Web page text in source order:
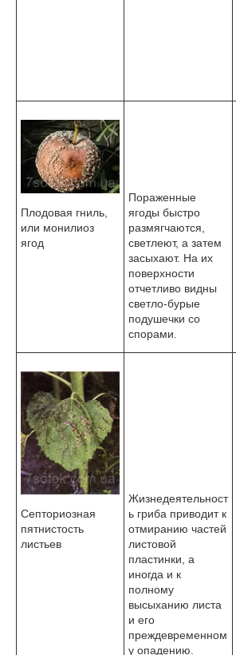
Плодовая гниль,
или монилиоз
ягод
Пораженные
ягоды быстро
размягчаются,
светлеют, а затем
засыхают. На их
поверхности
отчетливо видны
светло-бурые
подушечки со
спорами.
Септориозная
пятнистость
листьев
Жизнедеятельност
ь гриба приводит к
отмиранию частей
листовой
пластинки, а
иногда и к
полному
высыханию листа
и его
преждевременном
у опадению.